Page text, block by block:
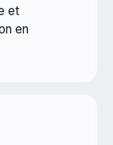
et
en